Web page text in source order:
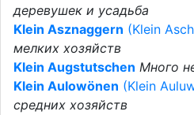
деревушек и усадьба
Klein Asznaggern (Klein
мелких хозяйств
Klein Augstutschen Много
Klein Aulowönen (Klein
средних хозяйств